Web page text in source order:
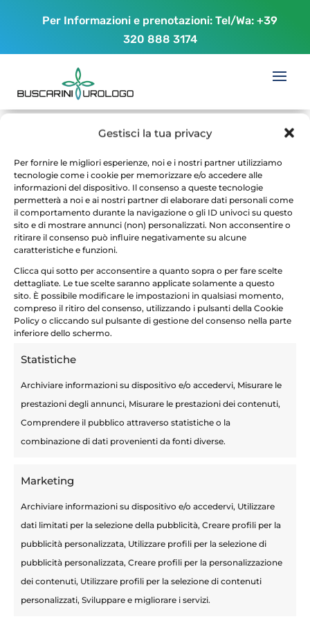
Gestisci la tua privacy
Per fornire le migliori esperienze, noi e i nostri partner utilizziamo
tecnologie come i cookie per memorizzare e/o accedere alle
informazioni del dispositivo. Il consenso a queste tecnologie
permetterà a noi e ai nostri partner di elaborare dati personali come
il comportamento durante la navigazione o gli ID univoci su questo
sito e di mostrare annunci (non) personalizzati. Non acconsentire o
ritirare il consenso può influire negativamente su alcune
caratteristiche e funzioni.
Clicca qui sotto per acconsentire a quanto sopra o per fare scelte
dettagliate. Le tue scelte saranno applicate solamente a questo
sito. È possibile modificare le impostazioni in qualsiasi momento,
compreso il ritiro del consenso, utilizzando i pulsanti della Cookie
Policy o cliccando sul pulsante di gestione del consenso nella parte
inferiore dello schermo.
Statistiche
Archiviare informazioni su dispositivo e/o accedervi, Misurare le
prestazioni degli annunci, Misurare le prestazioni dei contenuti,
Comprendere il pubblico attraverso statistiche o la
combinazione di dati provenienti da fonti diverse.
Marketing
Archiviare informazioni su dispositivo e/o accedervi, Utilizzare
dati limitati per la selezione della pubblicità, Creare profili per la
pubblicità personalizzata, Utilizzare profili per la selezione di
pubblicità personalizzata, Creare profili per la personalizzazione
dei contenuti, Utilizzare profili per la selezione di contenuti
personalizzati, Sviluppare e migliorare i servizi.
Per Informazioni e prenotazioni: Tel/Wa:+39
320 888 3174
Alettoilbacio1
damaurizio buscarini|Ago 30, 2017
Articoli recenti
Terapie Mini-Invasive